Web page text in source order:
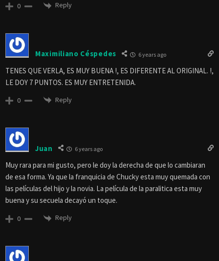
0 Reply
Maximiliano Céspedes 6 years ago
TENES QUE VERLA, ES MUY BUENA !, ES DIFERENTE AL ORIGINAL. !,
LE DOY 7 PUNTOS. ES MUY ENTRETENIDA.
0 Reply
Juan 6 years ago
Muy rara para mi gusto, pero le doy la derecha de que lo cambiaran
de esa forma. Ya que la franquicia de Chucky esta muy quemada con
las películas del hijo y la novia. La película de la paralitica esta muy
buena y su secuela decayó un toque.
0 Reply